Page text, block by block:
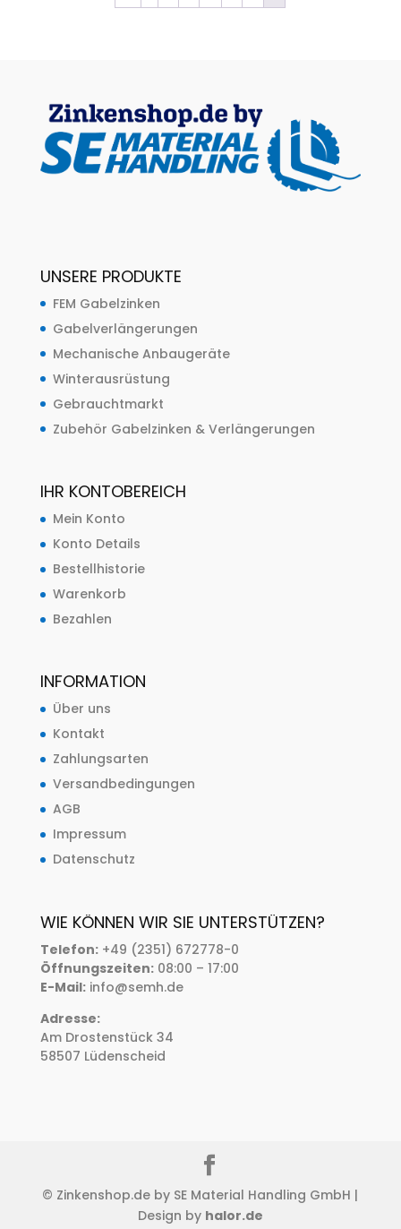
UNSERE PRODUKTE
FEM Gabelzinken
Gabelverlängerungen
Mechanische Anbaugeräte
Winterausrüstung
Gebrauchtmarkt
Zubehör Gabelzinken & Verlängerungen
IHR KONTOBEREICH
Mein Konto
Konto Details
Bestellhistorie
Warenkorb
Bezahlen
INFORMATION
Über uns
Kontakt
Zahlungsarten
Versandbedingungen
AGB
Impressum
Datenschutz
WIE KÖNNEN WIR SIE UNTERSTÜTZEN?
Telefon:+49 (2351) 672778-0
Öffnungszeiten:08:00 – 17:00
E-Mail:info@semh.de
Adresse:
Am Drostenstück 34
58507 Lüdenscheid
© Zinkenshop.de by SE Material Handling GmbH |
Design by halor.de